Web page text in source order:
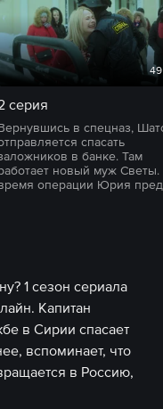
серия
в спецназ,
спасать
в банке. Там
новый муж Светы.
операции Юрия
1 сезон сериала
Капитан
в Сирии спасает
вспоминает, что
в Россию,